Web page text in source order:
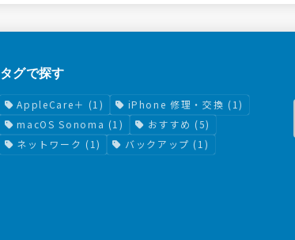
タグで探す
AppleCare＋ (1) iPhone 修理・交換 (1)
macOS Sonoma (1) おすすめ (5)
ネットワーク (1) バックアップ (1)